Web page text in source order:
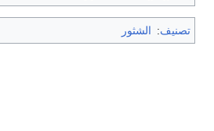
تصنيف: الشثور